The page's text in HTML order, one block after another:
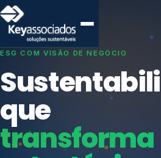
SISTEMAS DE GESTÃO OTIMIZADOS
protege seu
negócio.
Índices de Mercado